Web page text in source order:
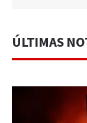
ÚLTIMAS